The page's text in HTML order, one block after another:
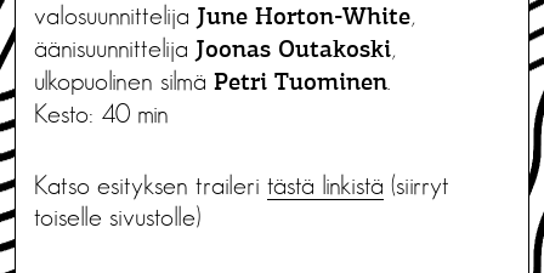
valosuunnittelija June Horton-White,
äänisuunnittelija Joonas Outakoski,
ulkopuolinen silmä Petri Tuominen
Kesto: 40 min
Katso esityksen traileri tästä linkistä (siirryt
toiselle sivustolle)